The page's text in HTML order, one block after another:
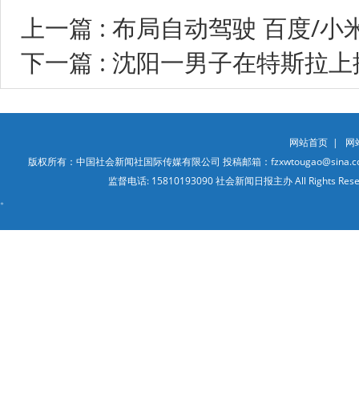
上一篇 : 布局自动驾驶 百度/小
下一篇 : 沈阳一男子在特斯拉
网站首页 | 网
版权所有：中国社会新闻社国际传媒有限公司 投稿邮箱：
监督电话: 15810193090 社会新闻日报主办 All Rights
。